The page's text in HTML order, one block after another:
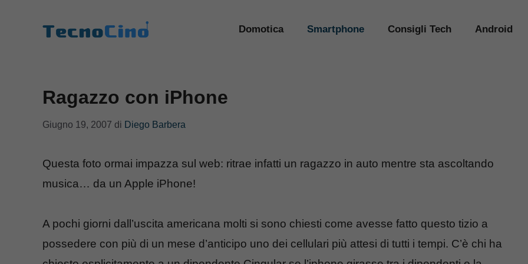
Domotica Smartphone Consigli Tech Android
Ragazzo con iPhone
Giugno 19, 2007 di Diego Barbera
Questa foto ormai impazza sul web: ritrae infatti un ragazzo in auto mentre sta ascoltando
musica… da un Apple iPhone!
A pochi giorni dall’uscita americana molti si sono chiesti come avesse fatto questo tizio a
possedere con più di un mese d’anticipo uno dei cellulari più attesi di tutti i tempi. C’è chi ha